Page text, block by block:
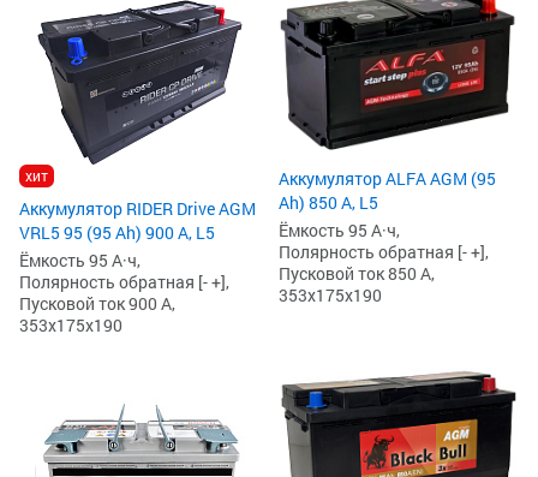
хит
Аккумулятор RIDER Drive AGM
VRL5 95 (95 Ah) 900 А, L5
Ёмкость 95 А·ч,
Полярность обратная [- +],
Пусковой ток 900 А,
353x175x190
Аккумулятор ALFA AGM (95
Ah) 850 А, L5
Ёмкость 95 А·ч,
Полярность обратная [- +],
Пусковой ток 850 А,
353x175x190